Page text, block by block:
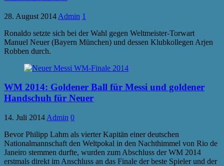
28. August 2014 Admin 1
Ronaldo setzte sich bei der Wahl gegen Weltmeister-Torwart
Manuel Neuer (Bayern München) und dessen Klubkollegen Arjen
Robben durch.
WM 2014: Goldener Ball für Messi und goldener
Handschuh für Neuer
14. Juli 2014 Admin 0
Bevor Philipp Lahm als vierter Kapitän einer deutschen
Nationalmannschaft den Weltpokal in den Nachthimmel von Rio de
Janeiro stemmen durfte, wurden zum Abschluss der WM 2014
erstmals direkt im Anschluss an das Finale der beste Spieler und der